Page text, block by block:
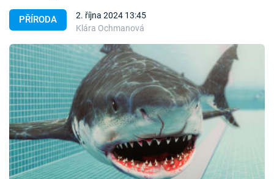
Témata
Témata
Pořady
TV Program
Časopis
PŘÍRODA
2. října 2024 13:45
Klára Ochmanová